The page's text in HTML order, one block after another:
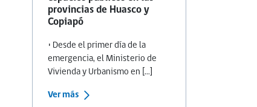
provincias de Huasco y
Copiapó
• Desde el primer día de la
emergencia, el Ministerio de
Vivienda y Urbanismo en [...]
Ver más